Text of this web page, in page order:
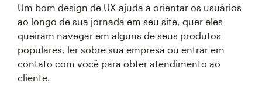
Um bom design de UX ajuda a orientar os usuários
ao longo de sua jornada em seu site, quer eles
queiram navegar em alguns de seus produtos
populares, ler sobre sua empresa ou entrar em
contato com você para obter atendimento ao
cliente.